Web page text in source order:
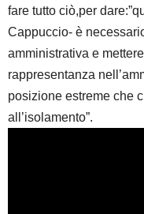
fare tutto ciò,per
Cappuccio- è
amministrativa e
rappresentanza
posizione estreme che
all’isolamento”.